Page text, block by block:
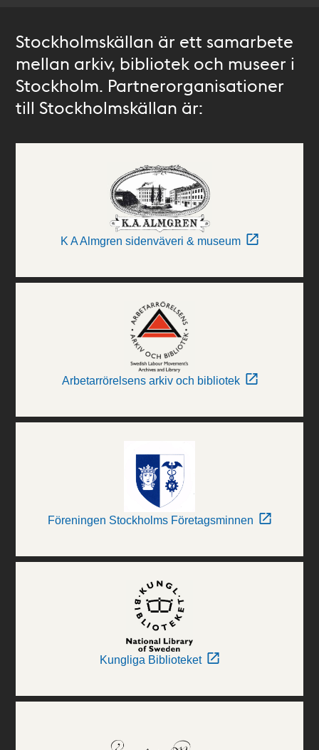
Stockholmskällan är ett samarbete
mellan arkiv, bibliotek och museer i
Stockholm. Partnerorganisationer
till Stockholmskällan är:
K A Almgren sidenväveri & museum
Arbetarrörelsens arkiv och bibliotek
Föreningen Stockholms Företagsminnen
Kungliga Biblioteket